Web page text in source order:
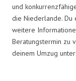
und
die Niederlande. Du
weitere
Beratungstermin zu
deinem Umzug